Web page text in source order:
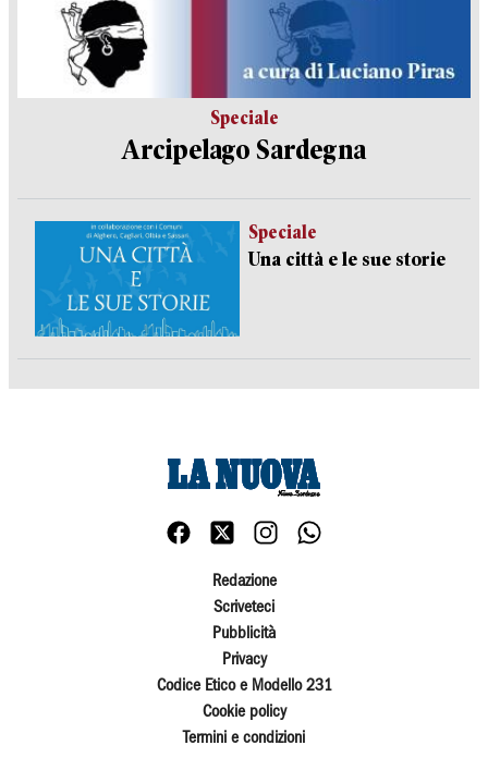
Speciale
Arcipelago Sardegna
Speciale
Una città e le sue storie
Redazione
Scriveteci
Pubblicità
Privacy
Codice Etico e Modello 231
Cookie policy
Termini e condizioni